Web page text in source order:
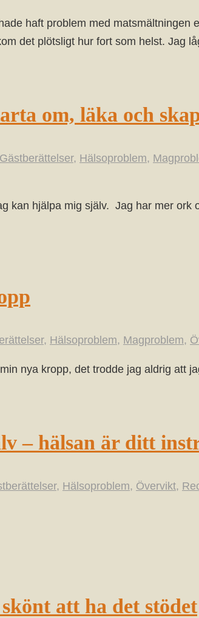
haft problem med
det plötsligt hur fort som helst. Jag
om, läka och
Gästberättelser, Hälsoproblem,
kan hjälpa mig själv. Jag har mer
, Hälsoproblem, Magproblem,
nya kropp, det trodde jag aldrig att
– hälsan är ditt
, Hälsoproblem, Övervikt,
att ha det stödet